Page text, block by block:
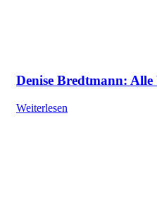
Denise Bredtmann:
Weiterlesen